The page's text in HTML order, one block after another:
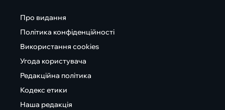
Про видання
Політика конфіденційності
Використання cookies
Угода користувача
Редакційна політика
Кодекс етики
Наша редакція